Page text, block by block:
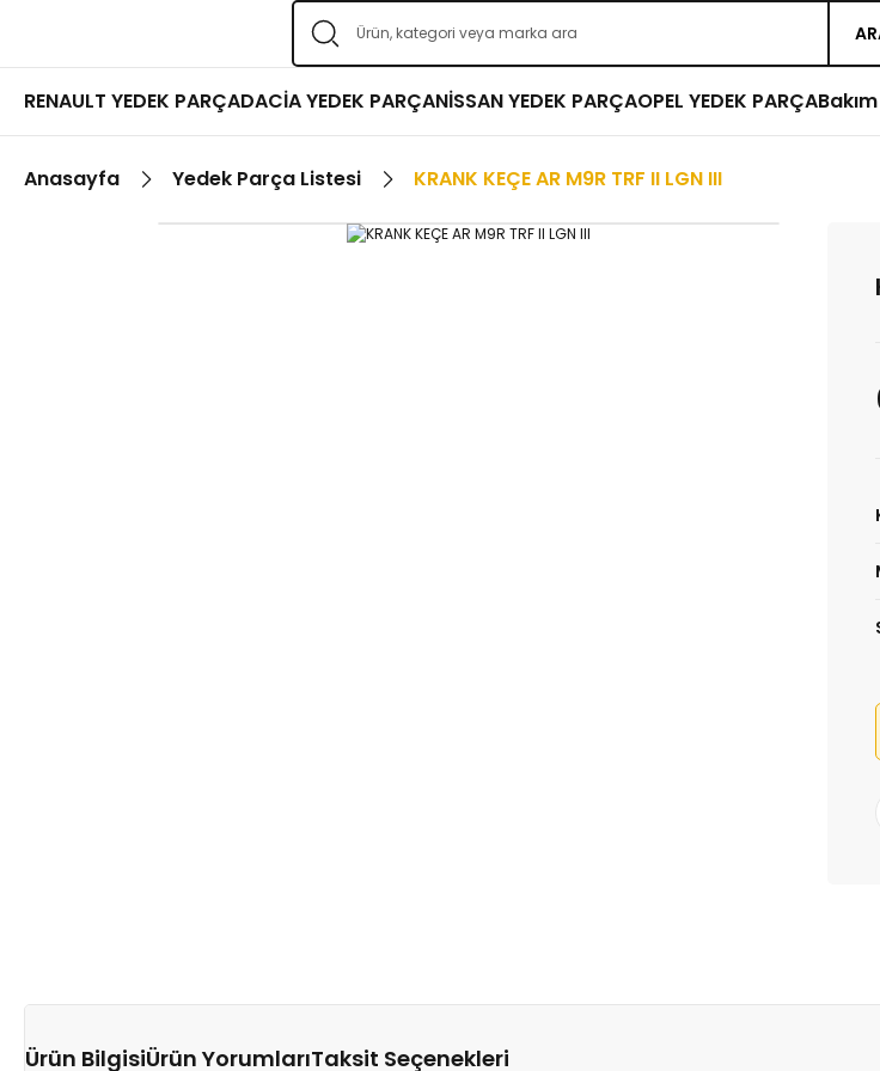
RENAULT YEDEK PARÇADACİA YEDEK PARÇANİSSAN YEDEK PARÇAOPEL YEDEK PARÇA
Anasayfa Yedek Parça Listesi KRANK KEÇE AR M9R TRF II LGN III
Ürün BilgisiÜrün YorumlarıTaksit Seçenekleri